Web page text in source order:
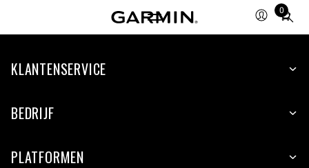
0
Total
items
cart:
KLANTENSERVICE
BEDRIJF
PLATFORMEN